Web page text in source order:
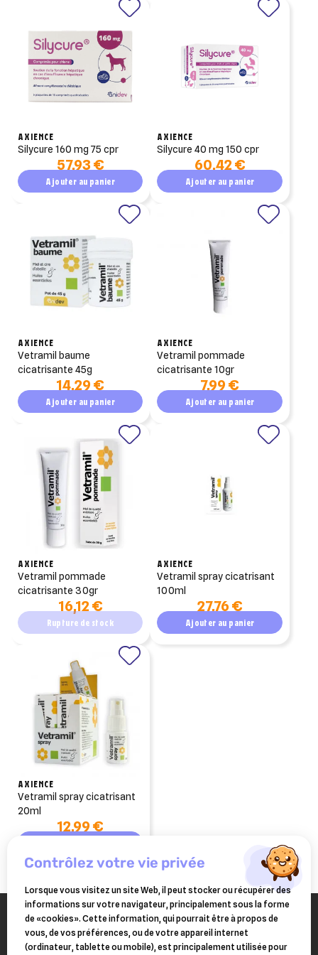
AXIENCE
silycure 160 mg 75 cpr
57,93 €
Ajouter au panier
AXIENCE
silycure 40 mg 150 cpr
60,42 €
Ajouter au panier
AXIENCE
vetramil baume
cicatrisante 45g
14,29 €
Ajouter au panier
AXIENCE
vetramil pommade
cicatrisante 10gr
7,99 €
Ajouter au panier
AXIENCE
vetramil pommade
cicatrisante 30gr
16,12 €
Rupture de stock
AXIENCE
vetramil spray cicatrisant
100ml
27,76 €
Ajouter au panier
AXIENCE
vetramil spray cicatrisant
20ml
12,99 €
contrôlez votre vie privée
Lorsque vous visitez un site Web, il peut stocker ou récupérer des
informations sur votre navigateur, principalement sous la forme
de «cookies». Cette information, qui pourrait être à propos de
vous, de vos préférences, ou de votre appareil internet
(ordinateur, tablette ou mobile), est principalement utilisée pour